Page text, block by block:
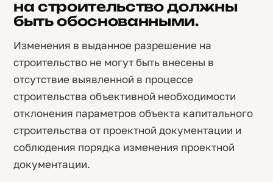
на строительство должны
быть обоснованными.
Изменения в выданное разрешение на
строительство не могут быть внесены в
отсутствие выявленной в процессе
строительства объективной необходимости
отклонения параметров объекта капитального
строительства от проектной документации и
соблюдения порядка изменения проектной
документации.